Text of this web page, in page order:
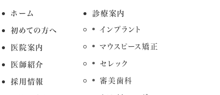
ホーム
初めての方へ
医院案内
医師紹介
採用情報
診療案内
インプラント
マウスピース矯正
セレック
審美歯科